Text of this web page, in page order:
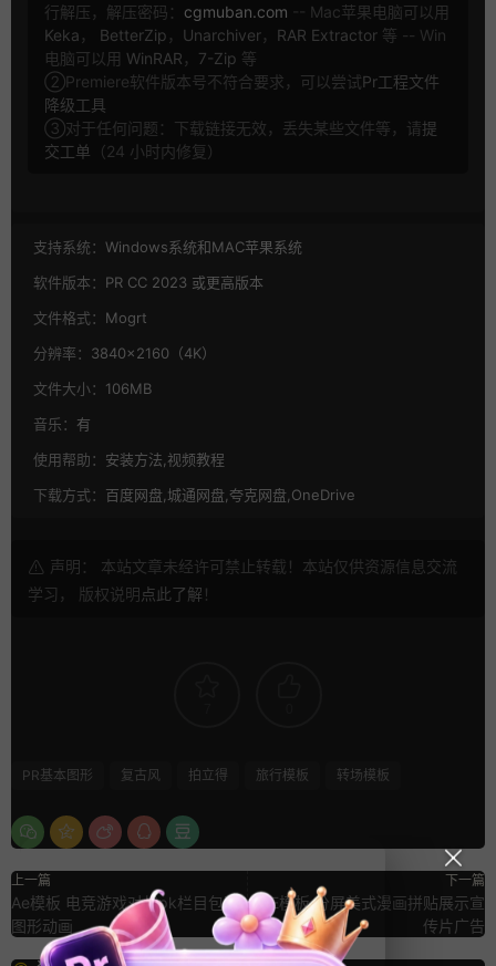
行解压，解压密码： cgmuban.com -- Mac苹果电脑可以用
Keka ， BetterZip ， Unarchiver， RAR Extractor 等 -- Win
电脑可以用 WinRAR ， 7-Zip 等
②Premiere软件版本号不符合要求，可以尝试Pr工程文件
降级工具
③对于任何问题：下载链接无效，丢失某些文件等，请提
交工单 （24 小时内修复）
支持系统： Windows系统和MAC苹果系统
软件版本： PR CC 2023 或更高版本
文件格式： Mogrt
分辨率： 3840×2160（4K）
文件大小： 106MB
音乐： 有
使用帮助： 安装方法,视频教程
下载方式： 百度网盘,城通网盘,夸克网盘,OneDrive
声明： 本站文章未经许可禁止转载！本站仅供资源信息交流
学习， 版权说明点此了解 ！
PR基本图形 复古风 拍立得 旅行模板 转场模板
上一篇
Ae模板 电竞游戏对战pk栏目包装
图形动画
下一篇
AE模板 分屏美式漫画拼贴展示宣
传片广告